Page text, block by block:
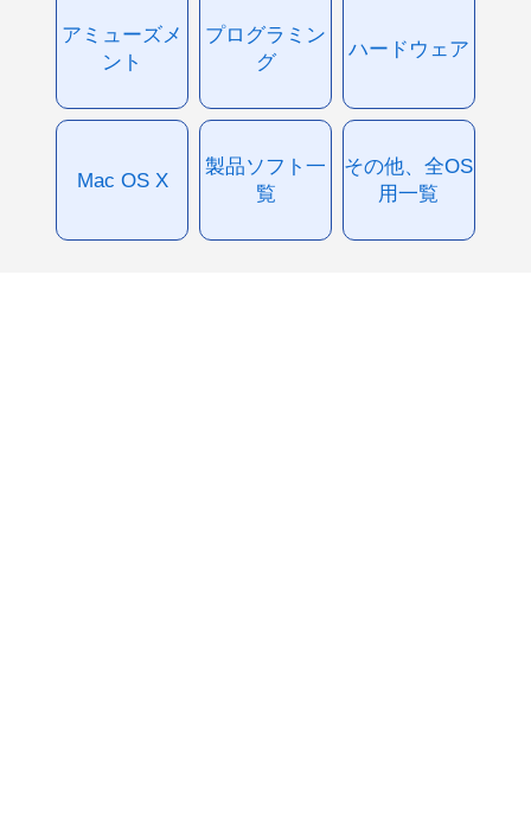
アミューズメ
ント
プログラミン
グ
ハードウェア
Mac OS X
製品ソフト一
覧
その他、全OS
用一覧